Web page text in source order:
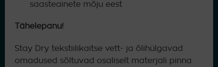
saasteainete mõju eest
Tähelepanu!
Stay Dry tekstiilikaitse vett- ja õlihülgavad
omadused sõltuvad osaliselt materjali pinna